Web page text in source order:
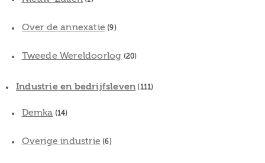
Over de annexatie (9)
Tweede Wereldoorlog (20)
Industrie en bedrijfsleven (111)
Demka (14)
Overige industrie (6)